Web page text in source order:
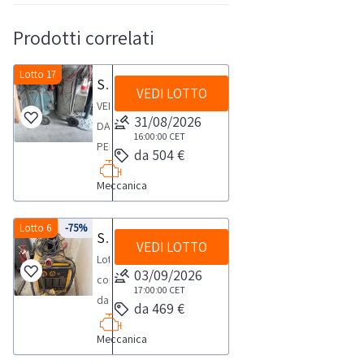
Prodotti correlati
Lotto 17
Saldatrici TIG per alluminio
VENDITA
DA
PERSONA
FISICALotto
composto
2
saldatrici
TIG
per
alluminio
Meccanica
VEDI LOTTO
31/08/2026
16:00:00 CET
da 504 €
-75%
Lotto 6
Saldatrici a filo continuo
Lotto
composta
da
saldatrici
a
Meccanica
VEDI LOTTO
03/09/2026
17:00:00 CET
da 469 €